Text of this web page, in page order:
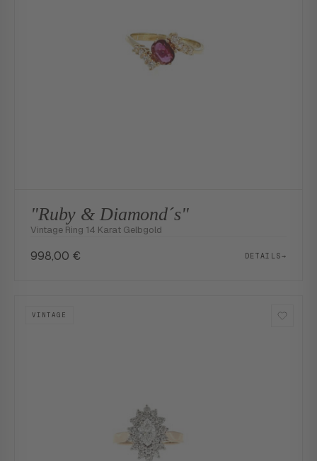
"Ruby & Diamond´s"
Vintage Ring 14 Karat Gelbgold
998,00 € DETAILS→
VINTAGE